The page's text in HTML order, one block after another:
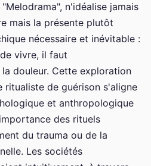
n'idéalise jamais
mais la présente plutôt
nécessaire et inévitable :
vivre, il faut
douleur. Cette exploration
ritualiste de guérison s'aligne
et anthropologique
des rituels
du trauma ou de la
Les sociétés